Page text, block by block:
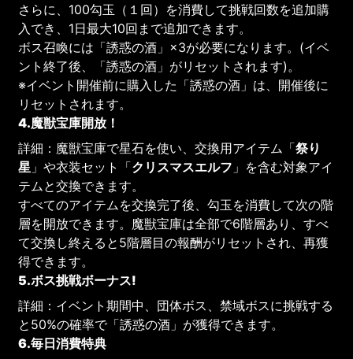
さらに、100勾玉（１回）を消費して挑戦回数を追加購
入でき、1日最大10回まで追加できます。
ボス召喚には「誘惑の酒」×3が必要になります。(イベ
ント終了後、「誘惑の酒」がリセットされます)。
※イベント開催前に購入した「誘惑の酒」は、開催後に
リセットされます。
4.魔獣宝庫開放！
詳細：魔獣宝庫で星石を使い、交換用アイテム「祭り
星 」や衣装セット「クリスマスエルフ 」を含む対象アイ
テムと交換できます。
すべてのアイテムを交換完了後、勾玉を消費して次の階
層を開放できます。魔獣宝庫は全部で6階層あり、すべ
て交換し終えると5階層目の報酬がリセットされ、再獲
得できます。
5.ボス挑戦ボーナス!
詳細：イベント期間中、団体ボス、禁域ボスに挑戦する
と50%の確率で「誘惑の酒」が獲得できます。
6.毎日消費特典